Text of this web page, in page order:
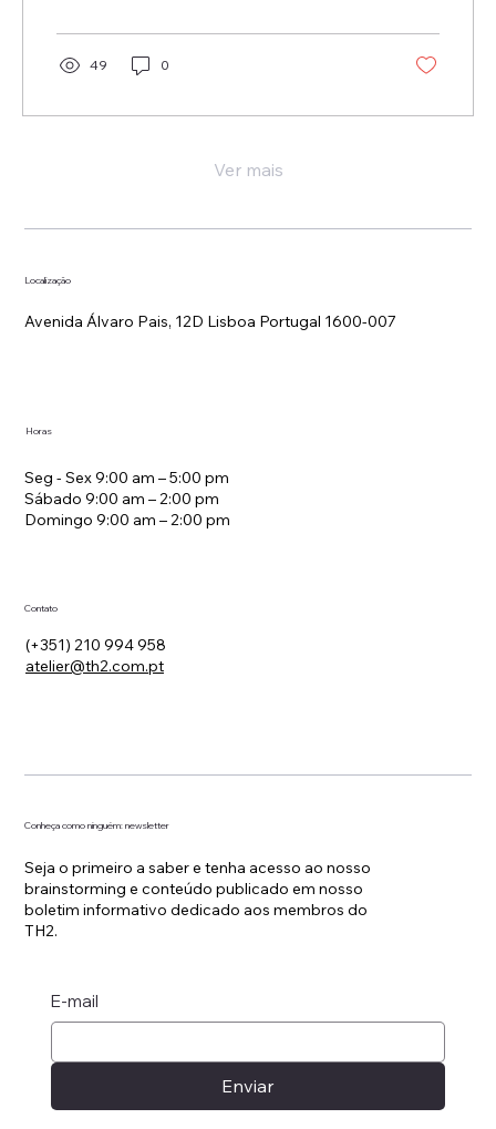
49 0
Ver mais
Localização
Avenida Álvaro Pais, 12D Lisboa Portugal 1600-007
Horas
Seg - Sex 9:00 am – 5:00 pm
Sábado 9:00 am – 2:00 pm
Domingo 9:00 am – 2:00 pm
Contato
(+351) 210 994 958
atelier@th2.com.pt
Conheça como ninguém: newsletter
Seja o primeiro a saber e tenha acesso ao nosso
brainstorming e conteúdo publicado em nosso
boletim informativo dedicado aos membros do
TH2.
E-mail
Enviar